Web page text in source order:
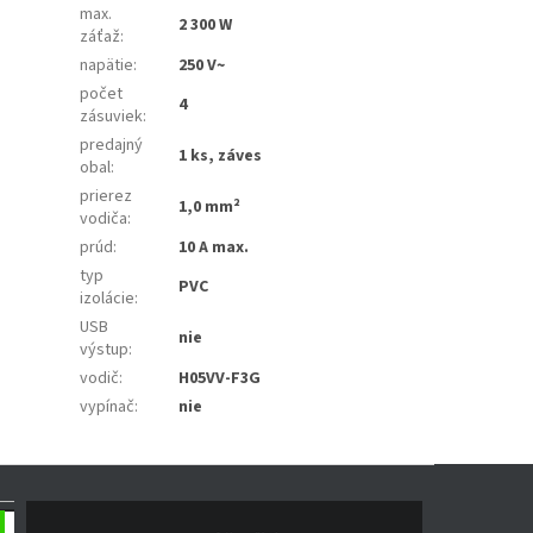
max.
záťaž:
2 300 W
napätie:
250 V~
počet
zásuviek:
4
predajný
obal:
1 ks, záves
prierez
vodiča:
1,0 mm²
prúd:
10 A max.
typ
izolácie:
PVC
USB
výstup:
nie
vodič:
H05VV-F3G
vypínač: nie